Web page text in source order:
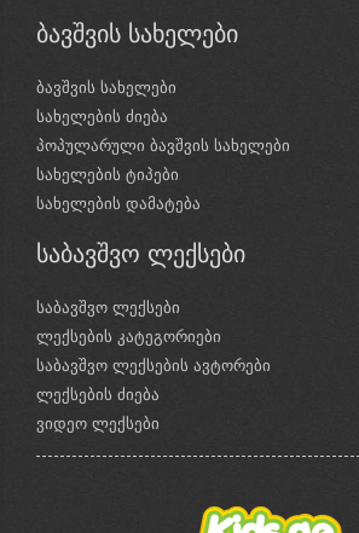
ბავშვის სახელები
ბავშვის სახელები
სახელების ძიება
პოპულარული ბავშვის სახელები
სახელების ტიპები
სახელების დამატება
საბავშვო ლექსები
საბავშვო ლექსები
ლექსების კატეგორიები
საბავშვო ლექსების ავტორები
ლექსების ძიება
ვიდეო ლექსები